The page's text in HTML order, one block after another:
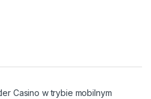
Casino w trybie mobilnym